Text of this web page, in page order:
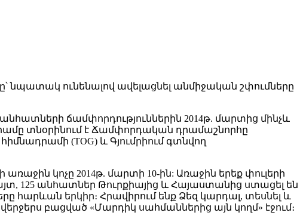
ունենալով ավելացնել անմիջական շփումները
ճամփորդություններին 2014թ. մարտից մինչև
տնօրինում է Ճամփորդական դրամաշնորհը
(TOG) և Գյումրիում գտնվող
կոչը 2014թ. մարտի 10-ին: Առաջին երեք փուլերի
125 անհատներ Թուրքիայից և Հայաստանից ստացել են
հարևան երկիր։ Հրավիրում ենք Ձեզ կարդալ, տեսնել և
բացված «Մարդիկ սահմաններից այն կողմ» էջում։